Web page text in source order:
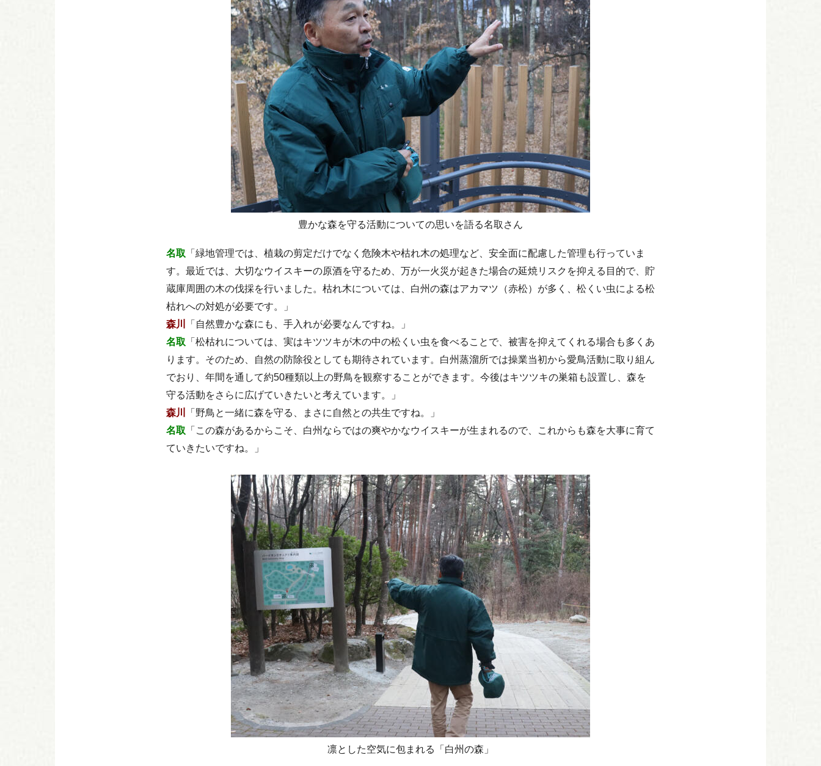
豊かな森を守る活動についての思いを語る名取さん
名取 「緑地管理では、植栽の剪定だけでなく危険木や枯れ木の処理など、安全面に配慮した管理も行っていま
す。最近では、大切なウイスキーの原酒を守るため、万が一火災が起きた場合の延焼リスクを抑える目的で、貯
蔵庫周囲の木の伐採を行いました。枯れ木については、白州の森はアカマツ（赤松）が多く、松くい虫による松
枯れへの対処が必要です。」
森川
「自然豊かな森にも、手入れが必要なんですね。」
名取 「松枯れについては、実はキツツキが木の中の松くい虫を食べることで、被害を抑えてくれる場合も多くあ
ります。そのため、自然の防除役としても期待されています。白州蒸溜所では操業当初から愛鳥活動に取り組ん
でおり、年間を通して約50種類以上の野鳥を観察することができます。今後はキツツキの巣箱も設置し、森を
守る活動をさらに広げていきたいと考えています。」
森川
「野鳥と一緒に森を守る、まさに自然との共生ですね。」
名取 「この森があるからこそ、白州ならではの爽やかなウイスキーが生まれるので、これからも森を大事に育て
ていきたいですね。」
凛とした空気に包まれる「白州の森」